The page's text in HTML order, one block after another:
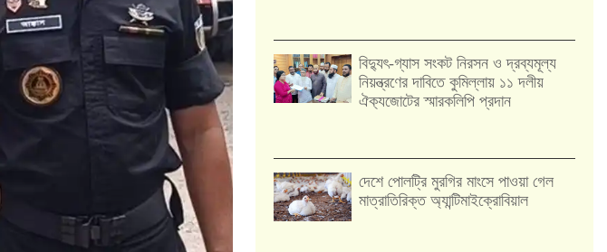
‎বিদ্যুৎ-গ্যাস সংকট নিরসন ও দ্রব্যমূল্য
নিয়ন্ত্রণের দাবিতে কুমিল্লায় ১১ দলীয়
ঐক‍্যজোটের স্মারকলিপি প্রদান
দেশে পোলট্রি মুরগির মাংসে পাওয়া গেল
মাত্রাতিরিক্ত অ্যান্টিমাইক্রোবিয়াল